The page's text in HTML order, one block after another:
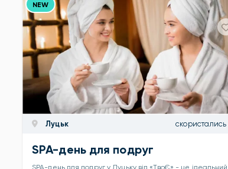
NEW
Луцьк скористались
SPA-день для подруг
SPA-день для подруг у Луцьку від «ТвоЄ» - це ідеальний